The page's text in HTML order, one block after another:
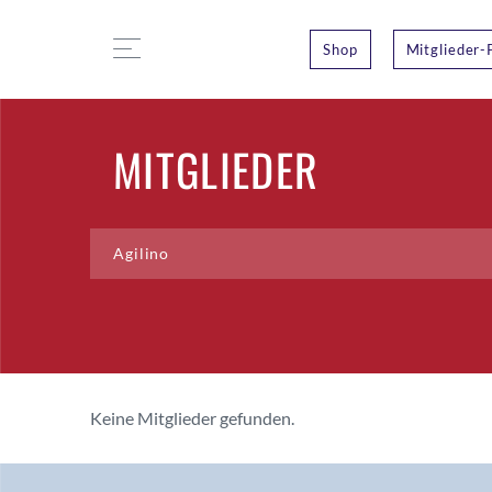
Shop Mitglieder-
MITGLIEDER
Keine Mitglieder gefunden.